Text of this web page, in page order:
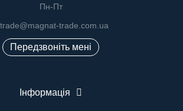
Пн-Пт
trade.com.ua
Передзвоніть мені
Інформація